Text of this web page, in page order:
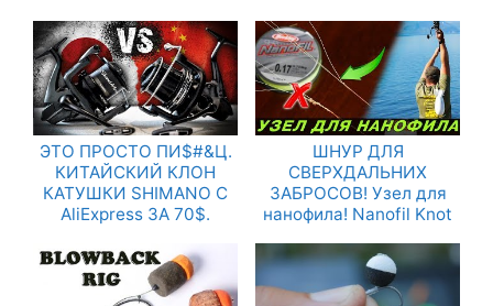
ЭТО ПРОСТО ПИ$#&Ц.
КИТАЙСКИЙ КЛОН
КАТУШКИ SHIMANO С
AliExpress ЗА 70$.
ШНУР ДЛЯ
СВЕРХДАЛЬНИХ
ЗАБРОСОВ! Узел для
нанофила! Nanofil Knot